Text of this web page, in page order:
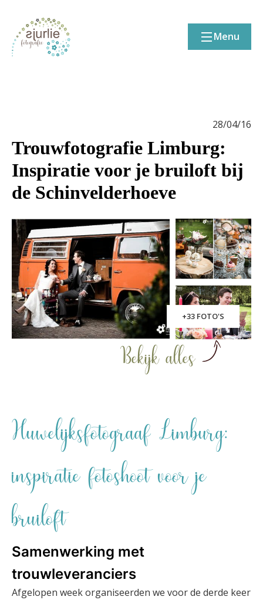
Menu
28/04/16
Trouwfotografie Limburg:
Inspiratie voor je bruiloft bij
de Schinvelderhoeve
+33 FOTO'S
Bekijk alles
Huwelijksfotograaf Limburg:
inspiratie fotoshoot voor je
bruiloft
Samenwerking met
trouwleveranciers
Afgelopen week organiseerden we voor de derde keer